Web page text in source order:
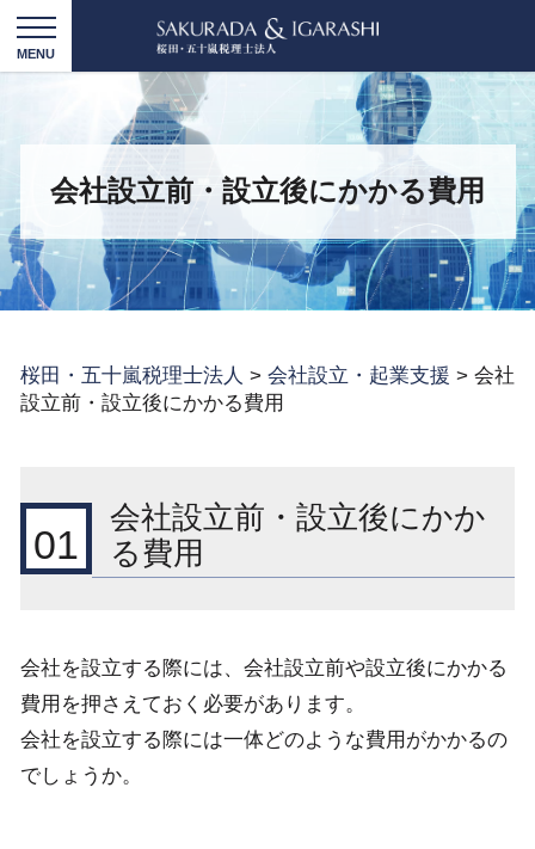
会社設立前・設立後にかかる費用
桜田・五十嵐税理士法人 > 会社設立・起業支援 > 会社
設立前・設立後にかかる費用
01
会社設立前・設立後にかか
る費用
会社を設立する際には、会社設立前や設立後にかかる
費用を押さえておく必要があります。
会社を設立する際には一体どのような費用がかかるの
でしょうか。